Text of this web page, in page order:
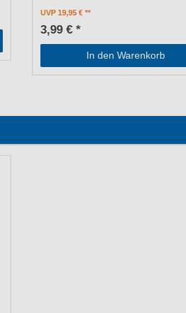
UVP 19,95 €
3,99 € *
In den Warenkorb